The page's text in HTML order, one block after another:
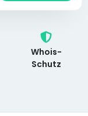
Whois-
Schutz